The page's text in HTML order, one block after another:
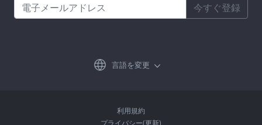
今すぐ登録
言語を変更
利用規約